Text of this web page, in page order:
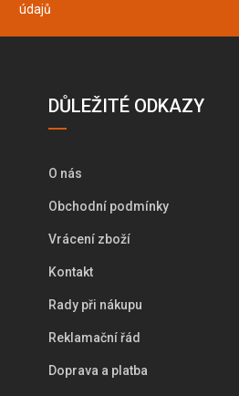
údajů
DŮLEŽITÉ ODKAZY
O nás
Obchodní podmínky
Vrácení zboží
Kontakt
Rady při nákupu
Reklamační řád
Doprava a platba